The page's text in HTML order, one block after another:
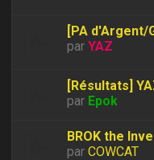
[PA
par YAZ
[Résultats]
par Epok
BROK the
par COWCAT